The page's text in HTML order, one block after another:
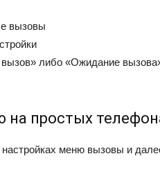
вызовы
либо «Ожидание
простых
меню вызовы и